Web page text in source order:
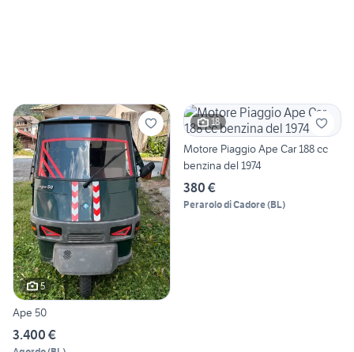
5
Ape 50
3.400 €
18
Motore Piaggio Ape Car 188 cc
benzina del 1974
380 €
Perarolo di Cadore(BL)